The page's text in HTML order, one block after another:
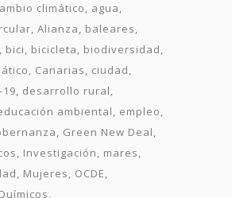
climático
agua
Alianza
baleares
bici bicicleta
biodiversidad
Canarias
ciudad
19 desarrollo rural
ambiental
empleo
Green New Deal
Investigación
mares
Mujeres
OCDE